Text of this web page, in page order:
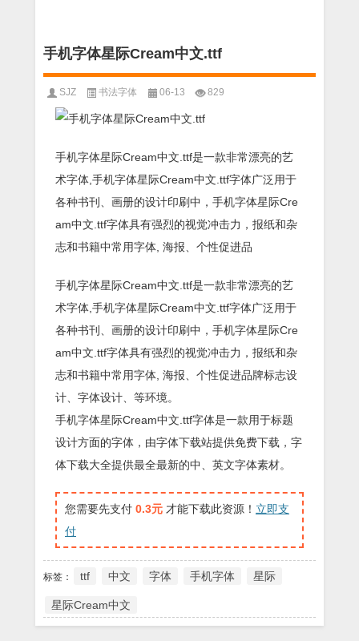
手机字体星际Cream中文.ttf
SJZ 书法字体 06-13 829
手机字体星际Cream中文.ttf是一款非常漂亮的艺
术字体,手机字体星际Cream中文.ttf字体广泛用于
各种书刊、画册的设计印刷中，手机字体星际Cre
am中文.ttf字体具有强烈的视觉冲击力，报纸和杂
志和书籍中常用字体, 海报、个性促进品
手机字体星际Cream中文.ttf是一款非常漂亮的艺
术字体,手机字体星际Cream中文.ttf字体广泛用于
各种书刊、画册的设计印刷中，手机字体星际Cre
am中文.ttf字体具有强烈的视觉冲击力，报纸和杂
志和书籍中常用字体, 海报、个性促进品牌标志设
计、字体设计、等环境。
手机字体星际Cream中文.ttf字体是一款用于标题
设计方面的字体，由字体下载站提供免费下载，字
体下载大全提供最全最新的中、英文字体素材。
您需要先支付 0.3元 才能下载此资源！ 立即支
付
标签： ttf 中文 字体 手机字体 星际
星际Cream中文